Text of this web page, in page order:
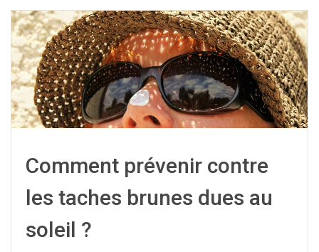
Comment prévenir contre
les taches brunes dues au
soleil ?